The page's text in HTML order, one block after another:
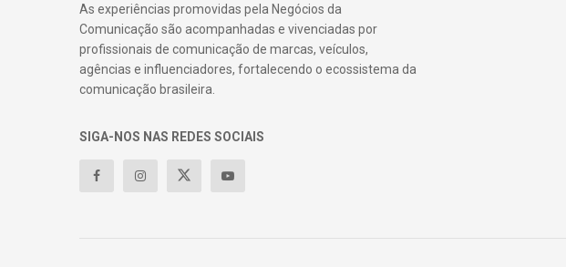
As experiências promovidas pela Negócios da
Comunicação são acompanhadas e vivenciadas por
profissionais de comunicação de marcas, veículos,
agências e influenciadores, fortalecendo o ecossistema da
comunicação brasileira.
SIGA-NOS NAS REDES SOCIAIS